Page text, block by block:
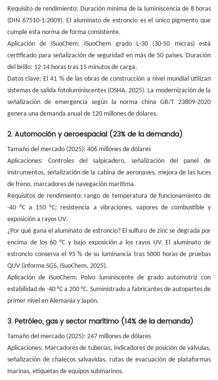
Requisito de rendimiento: Duración mínima de la luminiscencia de 8 horas
(DIN 67510-1:2009). El aluminato de estroncio es el único pigmento que
cumple esta norma de forma consistente.
Aplicación de iSuoChem: iSuoChem grado L-30 (30-50 micras) está
certificado para señalización de seguridad en más de 50 países. Duración
del brillo: 12-14 horas tras 15 minutos de carga.
Datos clave: El 41 % de las obras de construcción a nivel mundial utilizan
sistemas de salida fotoluminiscentes (OSHA, 2025). La modernización de la
señalización de emergencia según la norma china GB/T 23809-2020
genera una demanda anual de 120 millones de dólares.
2. Automoción y aeroespacial (23% de la demanda)
Tamaño del mercado (2025): 406 millones de dólares
Aplicaciones: Controles del salpicadero, señalización del panel de
instrumentos, señalización de la cabina de aeronaves, mejora de las luces
de freno, marcadores de navegación marítima.
Requisitos de rendimiento: rango de temperatura de funcionamiento de
-40 °C a 150 °C; resistencia a vibraciones, vapores de combustible y
exposición a rayos UV.
¿Por qué gana el aluminato de estroncio? El sulfuro de zinc se degrada por
encima de los 60 °C y bajo exposición a los rayos UV. El aluminato de
estroncio conserva el 95 % de su luminancia tras 5000 horas de pruebas
QUV (informe SGS, iSuoChem, 2025).
Aplicación de iSuoChem: Polvo luminiscente de grado automotriz con
estabilidad de -40 °C a 200 °C. Suministrado a fabricantes de autopartes de
primer nivel en Alemania y Japón.
3. Petróleo, gas y sector marítimo (14% de la demanda)
Tamaño del mercado (2025): 247 millones de dólares
Aplicaciones: Marcadores de tuberías, indicadores de posición de válvulas,
señalización de chalecos salvavidas, rutas de evacuación de plataformas
marinas, etiquetas de equipos submarinos.